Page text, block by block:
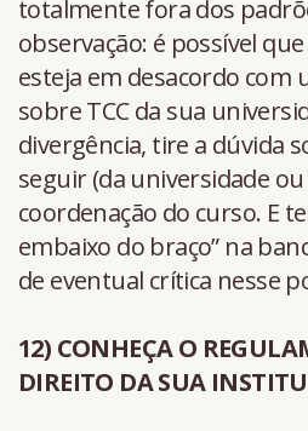
totalmente fora dos
observação: é possível
esteja em desacordo com
sobre TCC da sua
divergência, tire a dúvida
seguir (da universidade ou
coordenação do curso. E
embaixo do braço” na
de eventual crítica nesse
12) CONHEÇA O
DIREITO DA SUA